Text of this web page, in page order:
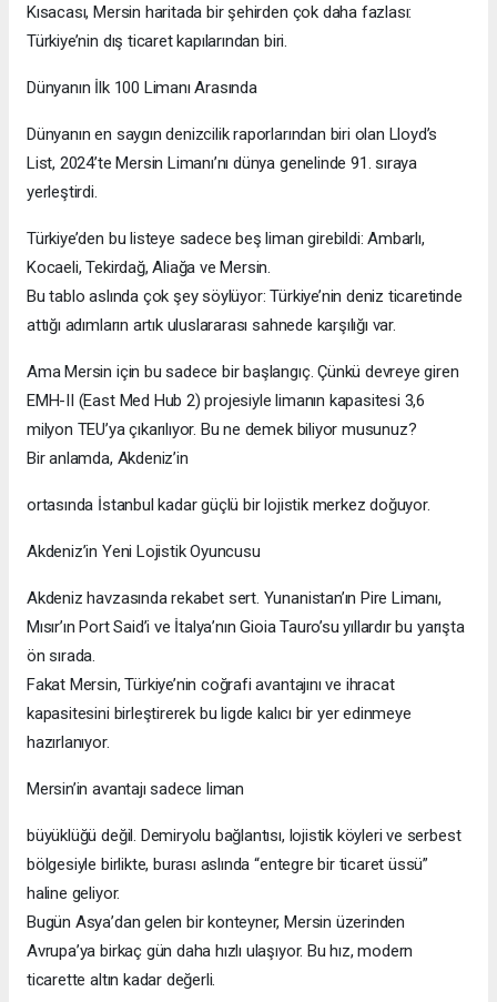
Kısacası, Mersin haritada bir şehirden çok daha fazlası:
Türkiye’nin dış ticaret kapılarından biri.
Dünyanın İlk 100 Limanı Arasında
Dünyanın en saygın denizcilik raporlarından biri olan Lloyd’s
List, 2024’te Mersin Limanı’nı dünya genelinde 91. sıraya
yerleştirdi.
Türkiye’den bu listeye sadece beş liman girebildi: Ambarlı,
Kocaeli, Tekirdağ, Aliağa ve Mersin.
Bu tablo aslında çok şey söylüyor: Türkiye’nin deniz ticaretinde
attığı adımların artık uluslararası sahnede karşılığı var.
Ama Mersin için bu sadece bir başlangıç. Çünkü devreye giren
EMH-II (East Med Hub 2) projesiyle limanın kapasitesi 3,6
milyon TEU’ya çıkarılıyor. Bu ne demek biliyor musunuz?
Bir anlamda, Akdeniz’in
ortasında İstanbul kadar güçlü bir lojistik merkez doğuyor.
Akdeniz’in Yeni Lojistik Oyuncusu
Akdeniz havzasında rekabet sert. Yunanistan’ın Pire Limanı,
Mısır’ın Port Said’i ve İtalya’nın Gioia Tauro’su yıllardır bu yarışta
ön sırada.
Fakat Mersin, Türkiye’nin coğrafi avantajını ve ihracat
kapasitesini birleştirerek bu ligde kalıcı bir yer edinmeye
hazırlanıyor.
Mersin’in avantajı sadece liman
büyüklüğü değil. Demiryolu bağlantısı, lojistik köyleri ve serbest
bölgesiyle birlikte, burası aslında “entegre bir ticaret üssü”
haline geliyor.
Bugün Asya’dan gelen bir konteyner, Mersin üzerinden
Avrupa’ya birkaç gün daha hızlı ulaşıyor. Bu hız, modern
ticarette altın kadar değerli.